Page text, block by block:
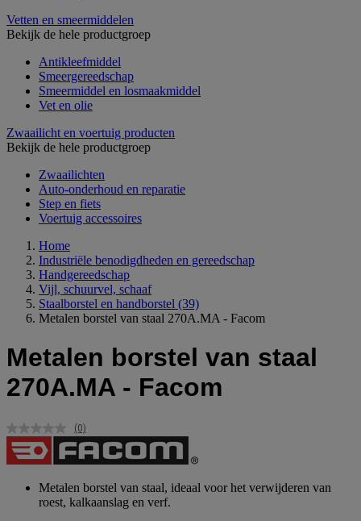
Vetten en smeermiddelen
Bekijk de hele productgroep
Antikleefmiddel
Smeergereedschap
Smeermiddel en losmaakmiddel
Vet en olie
Zwaailicht en voertuig producten
Bekijk de hele productgroep
Zwaailichten
Auto-onderhoud en reparatie
Step en fiets
Voertuig accessoires
Home
Industriële benodigdheden en gereedschap
Handgereedschap
Vijl, schuurvel, schaaf
Staalborstel en handborstel (39)
Metalen borstel van staal 270A.MA - Facom
Metalen borstel van staal
270A.MA - Facom
Geen
scorewaarde.
Dezelfde
(0)
Metalen borstel van staal, ideaal voor het verwijderen van
roest, kalkaanslag en verf.